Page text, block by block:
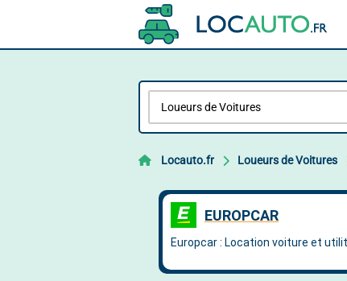
Locauto.fr Loueurs de Voitures